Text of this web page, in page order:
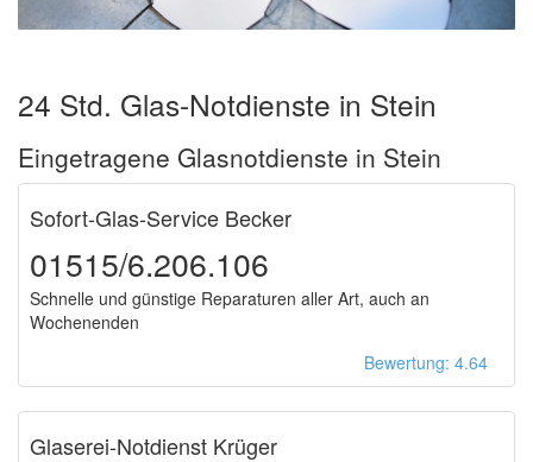
24 Std. Glas-Notdienste in Stein
Eingetragene Glasnotdienste in Stein
Sofort-Glas-Service Becker
01515/6.206.106
Schnelle und günstige Reparaturen aller Art, auch an
Wochenenden
Bewertung: 4.64
Glaserei-Notdienst Krüger